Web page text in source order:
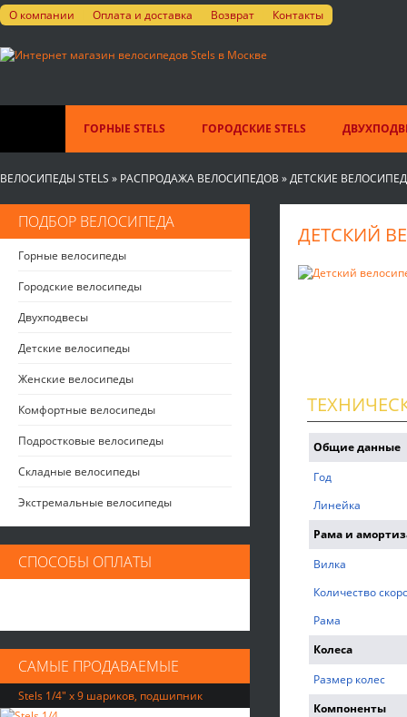
О компании Оплата и доставка Возврат Контакты
ГОРНЫЕ STELS ГОРОДСКИЕ STELS
ВЕЛОСИПЕДЫ STELS » РАСПРОДАЖА ВЕЛОСИПЕДОВ »ДЕТСКИЕ
ПОДБОР ВЕЛОСИПЕДА
Горные велосипеды
Городские велосипеды
Двухподвесы
Детские велосипеды
Женские велосипеды
Комфортные велосипеды
Подростковые велосипеды
Складные велосипеды
Экстремальные велосипеды
СПОСОБЫ ОПЛАТЫ
САМЫЕ ПРОДАВАЕМЫЕ
Stels 1/4" х 9 шариков, подшипник
ДЕТСКИЙ
Общие данные
Год
Линейка
Рама и
Вилка
Количество
Рама
Колеса
Размер колес
Компоненты